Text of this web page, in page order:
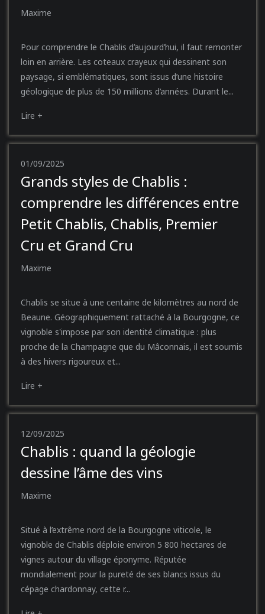
Maxime
Pour comprendre le Chablis d’aujourd’hui, il faut remonter
loin en arrière. Les coteaux crayeux qui dessinent son
paysage, si emblématiques, sont issus d’une histoire
géologique de plus de 150 millions d’années. Durant le...
Lire +
01/09/2025
Grands styles de Chablis :
comprendre les différences entre
Petit Chablis, Chablis, Premier
Cru et Grand Cru
Maxime
Chablis se situe à une centaine de kilomètres au nord de
Beaune. Géographiquement rattaché à la Bourgogne, ce
vignoble s'impose par son identité climatique : plus
proche de la Champagne que du Mâconnais, il est soumis
à des hivers rigoureux et...
Lire +
12/09/2025
Chablis : quand la géologie
dessine l’âme des vins
Maxime
Situé à l’extrême nord de la Bourgogne viticole, le
vignoble de Chablis déploie environ 5 800 hectares de
vignes autour du village éponyme. Réputée
mondialement pour la pureté de ses blancs issus du
cépage chardonnay, cette r...